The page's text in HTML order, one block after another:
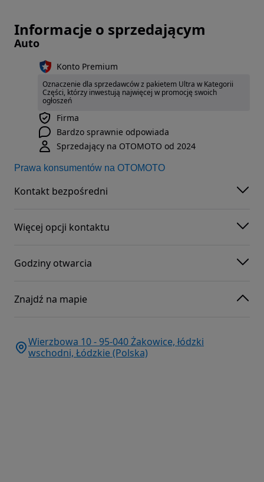
Informacje o sprzedającym
Auto
Konto Premium
Oznaczenie dla sprzedawców z pakietem Ultra w Kategorii
Części, którzy inwestują najwięcej w promocję swoich
ogłoszeń
Firma
Bardzo sprawnie odpowiada
Sprzedający na OTOMOTO od 2024
Prawa konsumentów na OTOMOTO
Kontakt bezpośredni
Więcej opcji kontaktu
Godziny otwarcia
Znajdź na mapie
Wierzbowa 10 - 95-040 Żakowice, łódzki
wschodni, Łódzkie (Polska)